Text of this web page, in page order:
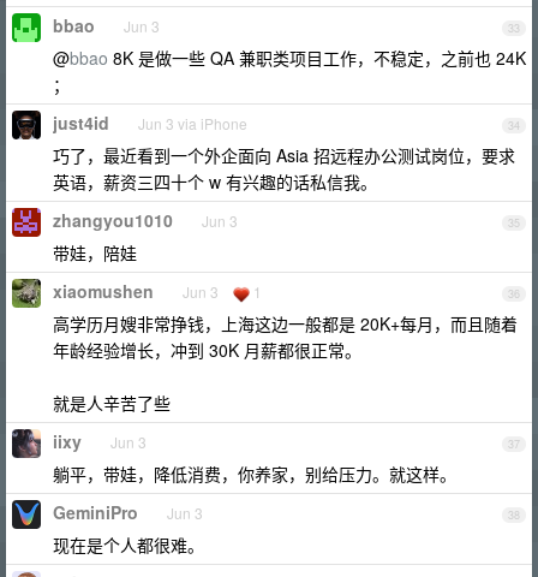
33
bbao Jun 3
@bbao 8K 是做一些 QA 兼职类项目工作，不稳定，之前也 24K
；
34
just4id Jun 3 via iPhone
巧了，最近看到一个外企面向 Asia 招远程办公测试岗位，要求
英语，薪资三四十个 w 有兴趣的话私信我。
35
zhangyou1010 Jun 3
带娃，陪娃
36
xiaomushen Jun 3 1
高学历月嫂非常挣钱，上海这边一般都是 20K+每月，而且随着
年龄经验增长，冲到 30K 月薪都很正常。
就是人辛苦了些
37
iixy Jun 3
躺平，带娃，降低消费，你养家，别给压力。就这样。
38
GeminiPro Jun 3
现在是个人都很难。